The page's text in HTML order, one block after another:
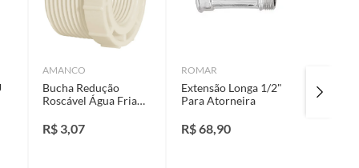
AMANCO
Bucha Redução
Roscável Água Fria
R$ 3,07
ROMAR
Extensão Longa 1/2"
Para Atorneira
R$68,90
175G